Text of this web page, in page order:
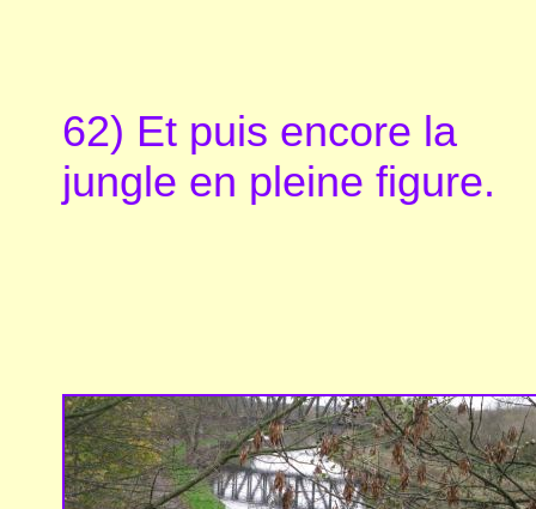
62) Et puis encore la
jungle en pleine figure.